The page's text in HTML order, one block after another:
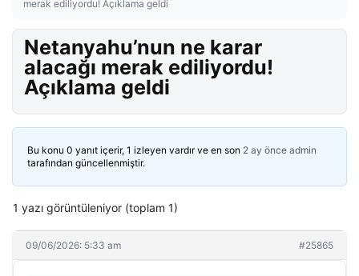
merak ediliyordu! Açıklama geldi
Netanyahu’nun ne karar
alacağı merak ediliyordu!
Açıklama geldi
Bu konu 0 yanıt içerir, 1 izleyen vardır ve en son 2 ay önce admin
tarafından güncellenmiştir.
1 yazı görüntüleniyor (toplam 1)
09/06/2026: 5:33 am #25865